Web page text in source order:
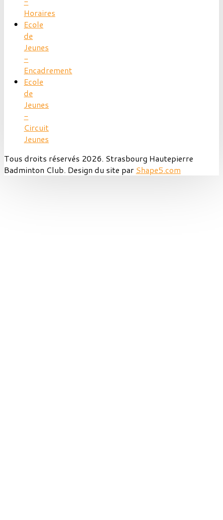
Horaires
Ecole
de
Jeunes
-
Encadrement
Ecole
de
Jeunes
-
Circuit
Jeunes
Tous droits réservés 2026. Strasbourg Hautepierre
Badminton Club. Design du site par Shape5.com